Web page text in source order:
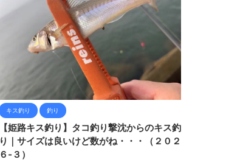
キス釣り 釣り
【姫路キス釣り】タコ釣り撃沈からのキス釣
り｜サイズは良いけど数がね・・・（２０２
６-３）